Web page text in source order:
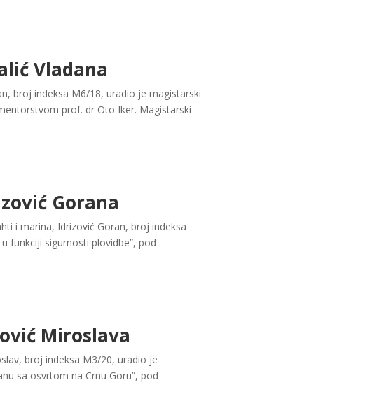
Vladana
broj indeksa M6/18, uradio je magistarski
prof. dr Oto Iker. Magistarski
Gorana
i marina, Idrizović Goran, broj indeksa
funkciji sigurnosti plovidbe”, pod
Miroslava
broj indeksa M3/20, uradio je
sa osvrtom na Crnu Goru”, pod